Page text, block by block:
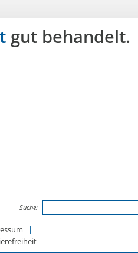
gut behandelt.
Suche: